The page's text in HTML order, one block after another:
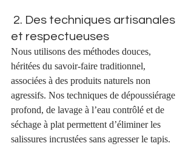
et respectueuses
Nous utilisons des méthodes douces,
héritées du savoir-faire traditionnel,
associées à des produits naturels non
agressifs. Nos techniques de dépoussiérage
profond, de lavage à l’eau contrôlé et de
séchage à plat permettent d’éliminer les
salissures incrustées sans agresser le tapis.